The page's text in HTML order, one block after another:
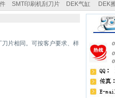
SMT印刷机刮刀片 DEK气缸 DEK
片相同。可按客户要求、样